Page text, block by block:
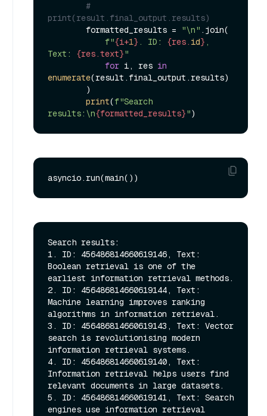
#
print(result.final_output.results)
        formatted_results =
"\n" .join(
f"{i+1} . ID: {res. id} ,
Text: {res.text}"
for i, res in
enumerate(result.final_output.results)
print(f"Search
results:\n{formatted_results}"
Search results:
1. ID: 456486814660619146, Text:
Boolean retrieval is one of the
earliest information retrieval methods.
2. ID: 456486814660619144, Text:
Machine learning improves ranking
algorithms in information retrieval.
3. ID: 456486814660619143, Text: Vector
search is revolutionising modern
information retrieval systems.
4. ID: 456486814660619140, Text:
Information retrieval helps users find
relevant documents in large datasets.
5. ID: 456486814660619141, Text: Search
engines use information retrieval